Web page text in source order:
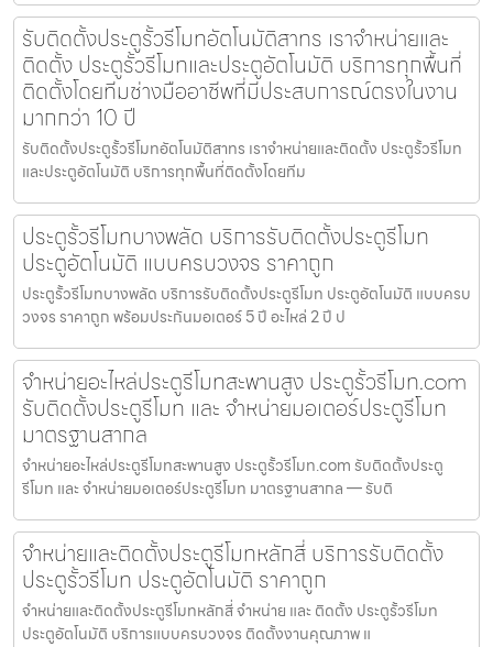
รับติดตั้งประตูรั้วรีโมทอัตโนมัติสาทร เราจำหน่ายและ
ติดตั้ง ประตูรั้วรีโมทและประตูอัตโนมัติ บริการทุกพื้นที่
ติดตั้งโดยทีมช่างมืออาชีพที่มีประสบการณ์ตรงในงาน
มากกว่า 10 ปี
รับติดตั้งประตูรั้วรีโมทอัตโนมัติสาทร เราจำหน่ายและติดตั้ง ประตูรั้วรีโมท
และประตูอัตโนมัติ บริการทุกพื้นที่ติดตั้งโดยทีม
ประตูรั้วรีโมทบางพลัด บริการรับติดตั้งประตูรีโมท
ประตูอัตโนมัติ แบบครบวงจร ราคาถูก
ประตูรั้วรีโมทบางพลัด บริการรับติดตั้งประตูรีโมท ประตูอัตโนมัติ แบบครบ
วงจร ราคาถูก พร้อมประกันมอเตอร์ 5 ปี อะไหล่ 2 ปี ป
จำหน่ายอะไหล่ประตูรีโมทสะพานสูง ประตูรั้วรีโมท.com
รับติดตั้งประตูรีโมท และ จำหน่ายมอเตอร์ประตูรีโมท
มาตรฐานสากล
จำหน่ายอะไหล่ประตูรีโมทสะพานสูง ประตูรั้วรีโมท.com รับติดตั้งประตู
รีโมท และ จำหน่ายมอเตอร์ประตูรีโมท มาตรฐานสากล — รับติ
จำหน่ายและติดตั้งประตูรีโมทหลักสี่ บริการรับติดตั้ง
ประตูรั้วรีโมท ประตูอัตโนมัติ ราคาถูก
จำหน่ายและติดตั้งประตูรีโมทหลักสี่ จำหน่าย และ ติดตั้ง ประตูรั้วรีโมท
ประตูอัตโนมัติ บริการแบบครบวงจร ติดตั้งงานคุณภาพ แ